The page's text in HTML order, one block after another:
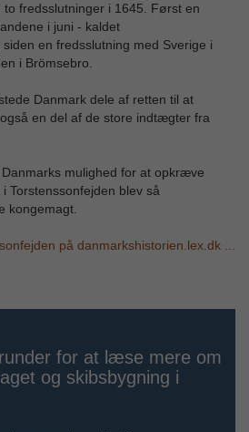
fredsslutninger i 1645. Først en
i juni - kaldet
en fredsslutning med Sverige i
i Brömsebro.
Danmark dele af retten til at
en del af de store indtægter fra
mulighed for at opkræve
Torstenssonfejden blev så
kongemagt.
på danmarkshistorien.lex.dk ...
for at læse mere om
og skibsbygning i